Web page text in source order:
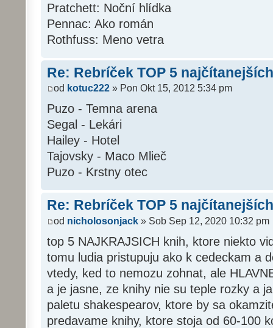
Pratchett: Noční hlídka
Pennac: Ako román
Rothfuss: Meno vetra
Re: Rebríček TOP 5
od kotuc222 » Pon Okt 15, 2012 5:34 pm
Puzo - Temna arena
Segal - Lekári
Hailey - Hotel
Tajovsky - Maco Mlieč
Puzo - Krstny otec
Re: Rebríček TOP 5
od nicholosonjack » Sob Sep 12, 2020 10:32 pm
top 5 NAJKRAJSICH knih, ktore niekto
tomu ludia pristupuju ako k cedeckam a
vtedy, ked to nemozu zohnat, ale
a je jasne, ze knihy nie su teple rozky a
paletu shakespearov, ktore by sa
predavame knihy, ktore stoja od 60-100